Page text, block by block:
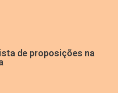
de proposições na